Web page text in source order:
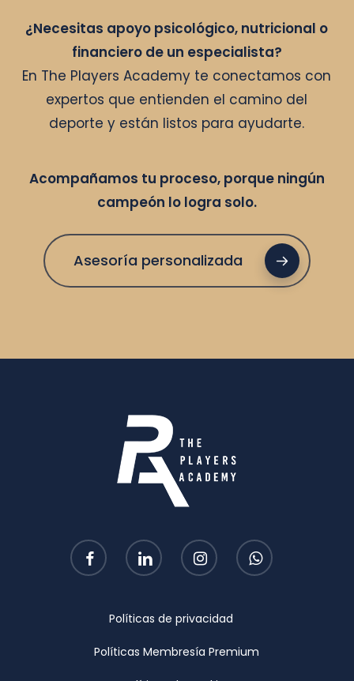
¿Necesitas apoyo psicológico, nutricional o
financiero de un especialista?
En The Players Academy te conectamos con
expertos que entienden el camino del
deporte y están listos para ayudarte.
Acompañamos tu proceso, porque ningún
campeón lo logra solo.
Asesoría personalizada
facebook linkedin instagram whatsapp
Políticas de privacidad
Políticas Membresía Premium